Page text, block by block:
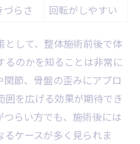
づらさ 回転がしやすい
として、整体施術前後で体
るのかを知ることは非常に
節、骨盤の歪みにアプロ
を広げる効果が期待でき
つらい方でも、施術後には
ケースが多く見られま